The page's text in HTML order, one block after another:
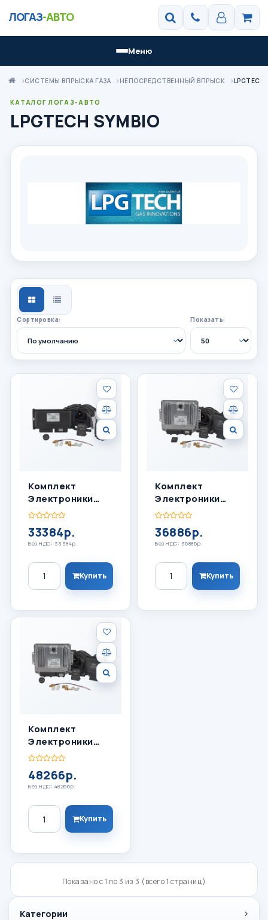
ЛОГАЗ-АВТО
Меню
СИСТЕМЫ ВПРЫСКА ГАЗА НЕПОСРЕДСТВЕННЫЙ ВПРЫСК LPGTECH
Категории
КАТАЛОГ ЛОГАЗ-АВТО
LPGTECH SYMBIO
СЕТКАСПИСОК
Сортировка: Показать:
Комплект
Электроники
LPGTECH SYMBIO
33384р.
Без НДС: 33384р.
Количество
Купить
Комплект
Электроники
LPGTECH SYMBIO
36886р.
Без НДС: 36886р.
Количество
Купить
Комплект
Электроники
LPGTECH SYMBIO
48266р.
Без НДС: 48266р.
Количество
Купить
Показано с 1 по 3 из 3 (всего 1 страниц)